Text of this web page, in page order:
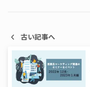
古い記事へ